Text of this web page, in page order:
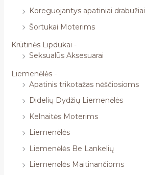
Koreguojantys apatiniai drabužiai
Šortukai Moterims
Krūtinės Lipdukai -
Seksualūs Aksesuarai
Liemenėlės -
Apatinis trikotažas nėščiosioms
Didelių Dydžių Liemenėlės
Kelnaitės Moterims
Liemenėlės
Liemenėlės Be Lankelių
Liemenėlės Maitinančioms